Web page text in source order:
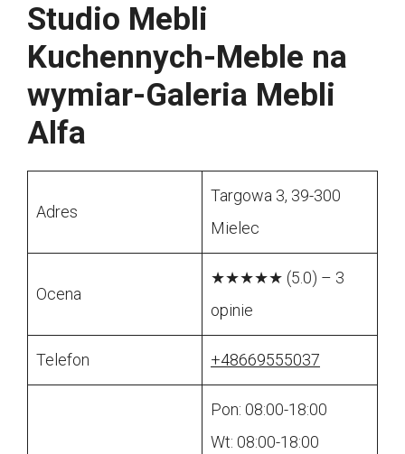
Studio Mebli
Kuchennych-Meble na
wymiar-Galeria Mebli
Alfa
Adres
Targowa 3, 39-300
Mielec
Ocena
★★★★★ (5.0) – 3
opinie
Telefon +48669555037
Pon: 08:00-18:00
Wt: 08:00-18:00